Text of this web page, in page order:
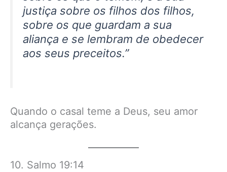
justiça sobre os filhos dos filhos,
sobre os que guardam a sua
aliança e se lembram de obedecer
aos seus preceitos.”
Quando o casal teme a Deus, seu amor
alcança gerações.
10. Salmo 19:14